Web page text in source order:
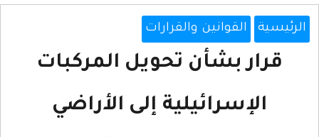
الرئيسية القوانين والقرارات
قرار بشأن تحويل المركبات
الإسرائيلية إلى الأراضي